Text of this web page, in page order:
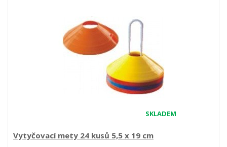
SKLADEM
Vytyčovací mety 24 kusů 5,5 x 19 cm